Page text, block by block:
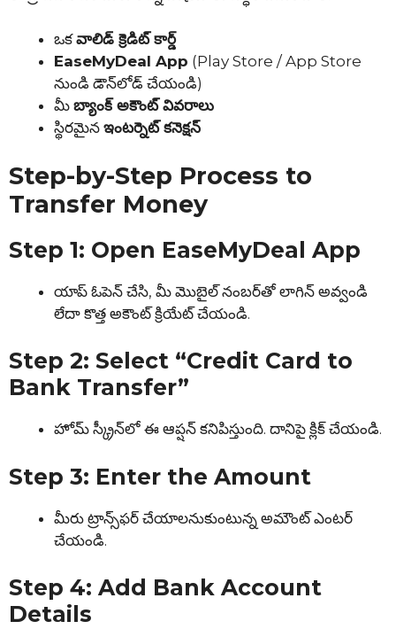
ఒకవాలిడ్ క్రెడిట్ కార్డ్
EaseMyDeal App (Play Store / App Store
నుండి డౌన్‌లోడ్ చేయండి)
మీ బ్యాంక్ అకౌంట్ వివరాలు
స్థిరమైన ఇంటర్నెట్ కనెక్షన్
Step-by-Step Process to
Transfer Money
Step 1: Open EaseMyDeal App
యాప్ ఓపెన్ చేసి, మీ మొబైల్ నంబర్‌తో లాగిన్ అవ్వండి
లేదా కొత్త అకౌంట్ క్రియేట్ చేయండి.
Step 2: Select “Credit Card to
Bank Transfer”
హోమ్ స్క్రీన్‌లో ఈ ఆప్షన్ కనిపిస్తుంది. దానిపై క్లిక్ చేయండి.
Step 3: Enter the Amount
మీరు ట్రాన్స్‌ఫర్ చేయాలనుకుంటున్న అమౌంట్ ఎంటర్
చేయండి.
Step 4: Add Bank Account
Details